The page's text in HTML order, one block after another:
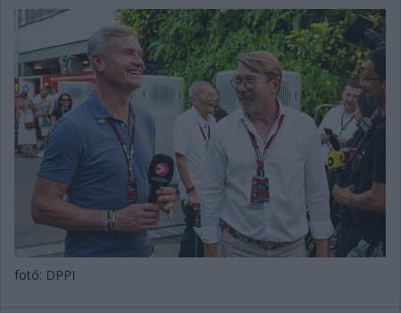
fotó: DPPI